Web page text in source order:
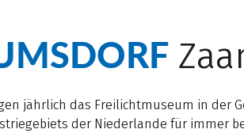
jährlich das Freilichtmuseum in der
der Niederlande für immer